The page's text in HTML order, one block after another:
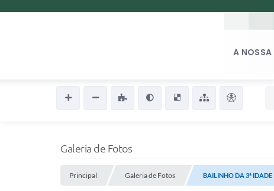
A
Galeria de Fotos
Principal Galeria de Fotos BAILINHO DA 3ª IDADE